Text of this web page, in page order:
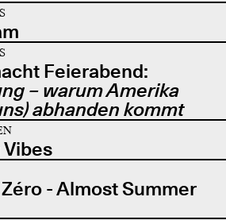
Feierabend:
– warum Amerika
abhanden kommt
- Almost Summer